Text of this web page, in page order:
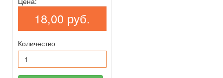
18,00 руб.
Количество